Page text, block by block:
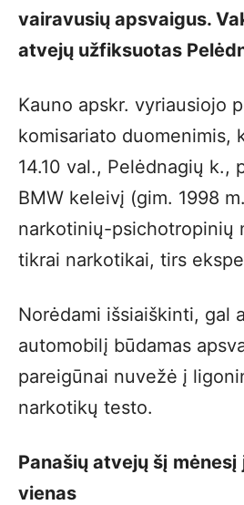
vairavusių apsvaigus.
atvejų užfiksuotas
Kauno apskr. vyriausiojo
komisariato duomenimis,
14.10 val., Pelėdnagių k.,
BMW keleivį (gim. 1998
narkotinių-psichotropinių
tikrai narkotikai, tirs
Norėdami išsiaiškinti, gal
automobilį būdamas
pareigūnai nuvežė į
narkotikų testo.
Panašių atvejų šį mėnesį
vienas